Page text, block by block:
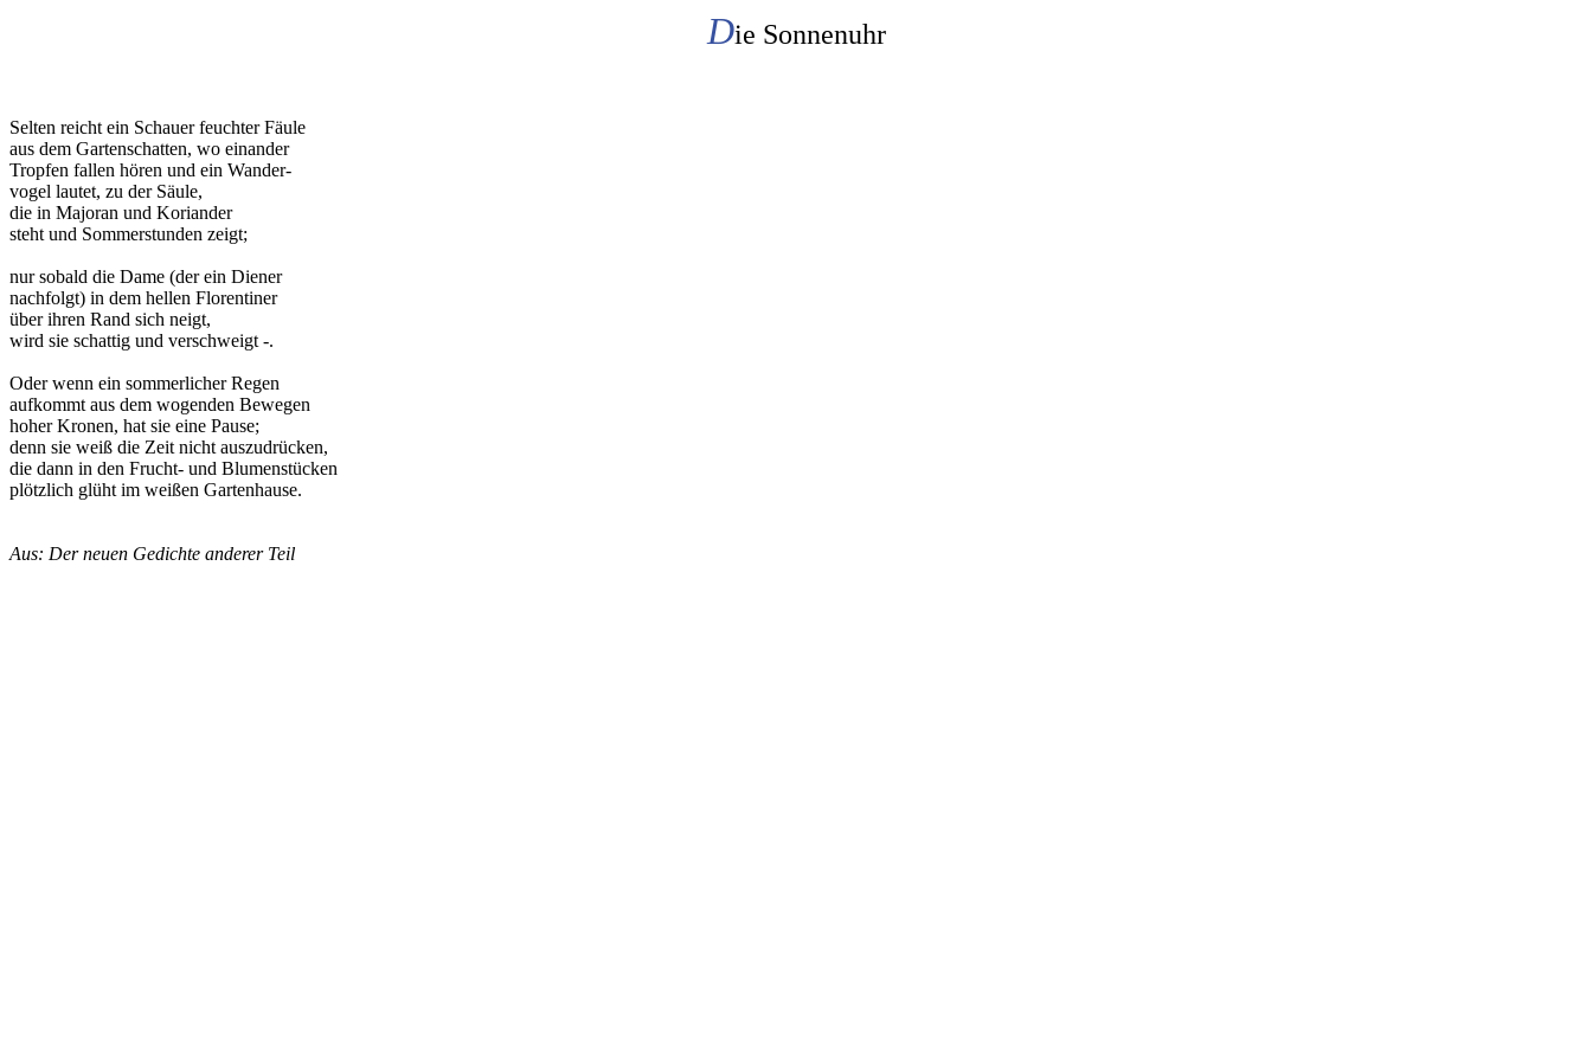
Die Sonnenuhr
Selten reicht ein Schauer feuchter Fäule
aus dem Gartenschatten, wo einander
Tropfen fallen hören und ein Wander-
vogel lautet, zu der Säule,
die in Majoran und Koriander
steht und Sommerstunden zeigt;
nur sobald die Dame (der ein Diener
nachfolgt) in dem hellen Florentiner
über ihren Rand sich neigt,
wird sie schattig und verschweigt -.
Oder wenn ein sommerlicher Regen
aufkommt aus dem wogenden Bewegen
hoher Kronen, hat sie eine Pause;
denn sie weiß die Zeit nicht auszudrücken,
die dann in den Frucht- und Blumenstücken
plötzlich glüht im weißen Gartenhause.
Aus: Der neuen Gedichte anderer Teil